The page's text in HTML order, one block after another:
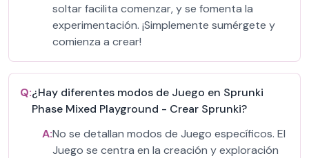
soltar facilita comenzar, y se fomenta la
experimentación. ¡Simplemente sumérgete y
comienza a crear!
Q:¿Hay diferentes modos de Juego en Sprunki
Phase Mixed Playground - Crear Sprunki?
A:No se detallan modos de Juego específicos. El
Juego se centra en la creación y exploración